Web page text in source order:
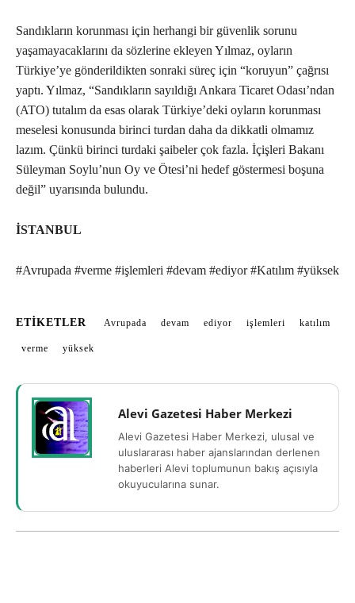
Sandıkların korunması için herhangi bir güvenlik sorunu
yaşamayacaklarını da sözlerine ekleyen Yılmaz, oyların
Türkiye’ye gönderildikten sonraki süreç için “koruyun” çağrısı
yaptı. Yılmaz, “Sandıkların sayıldığı Ankara Ticaret Odası’ndan
(ATO) tutalım da esas olarak Türkiye’deki oyların korunması
meselesi konusunda birinci turdan daha da dikkatli olmamız
lazım. Çünkü birinci turdaki şaibeler çok fazla. İçişleri Bakanı
Süleyman Soylu’nun Oy ve Ötesi’ni hedef göstermesi boşuna
değil” uyarısında bulundu.
İSTANBUL
#Avrupada #verme #işlemleri #devam #ediyor #Katılım #yüksek
ETIKETLER Avrupada devam ediyor işlemleri katılım
verme yüksek
Alevi Gazetesi Haber Merkezi
Alevi Gazetesi Haber Merkezi, ulusal ve
uluslararası haber ajanslarından derlenen
haberleri Alevi toplumunun bakış açısıyla
okuyucularına sunar.